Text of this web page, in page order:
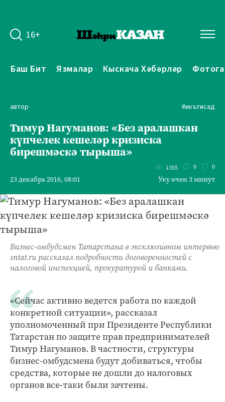
16+
Баш Бит Язмалар Кыскача Хәбәрләр
автор #икътисад
Тимур Нагуманов: «Без аралашкан
күпчелек кешеләр кризиска
бирешмәскә тырыша»
23 декабрь 2016, 08:01
1355 0 0
Уку өчен 3 минут
Бизнес-омбудсмен Татарстана в эксклюзивном интервью
sntat.ru рассказал подробности договоренностей с
налоговой инспекцией, прокуратурой и банками.
«Сейчас активно ведется работа по каждой
конкретной ситуации», рассказал
уполномоченный при Президенте Республики
Татарстан по защите прав предпринимателей
Тимур Нагуманов. В частности, структуры
бизнес-омбудсмена будут добиваться, чтобы
средства, которые не дошли до налоговых
органов все-таки были зачтены.